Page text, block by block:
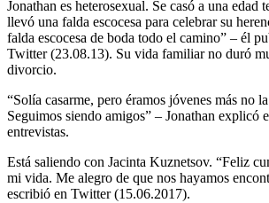
Jonathan es heterosexual. Se casó a una edad
llevó una falda escocesa para celebrar su
falda escocesa de boda todo el camino” – él
Twitter (23.08.13). Su vida familiar no duró
divorcio.
“Solía ​​casarme, pero éramos jóvenes más no
Seguimos siendo amigos” – Jonathan explicó
entrevistas.
Está saliendo con Jacinta Kuznetsov. “Feliz
mi vida. Me alegro de que nos hayamos
escribió en Twitter (15.06.2017).